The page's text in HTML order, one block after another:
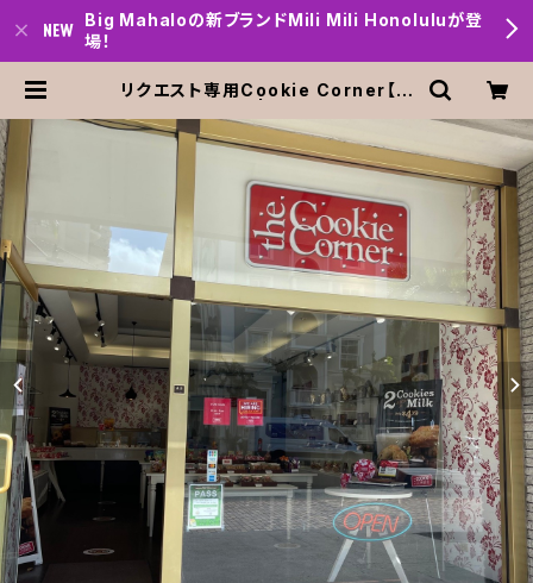
Big Mahaloの新ブランドMili Mili Honoluluが登
場！
リクエスト専用Cookie Corner【ク
nolulu